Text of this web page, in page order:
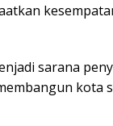
sarana
kota